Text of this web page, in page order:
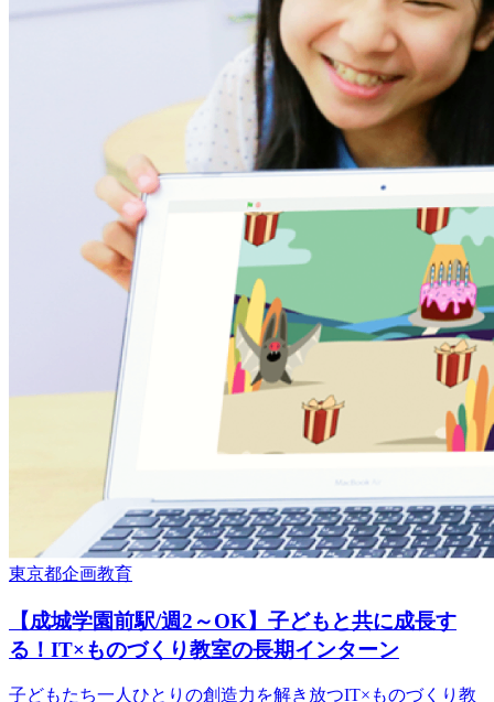
東京都企画教育
【成城学園前駅/週2～OK】子どもと共に成長す
る！IT×ものづくり教室の長期インターン
子どもたち一人ひとりの創造力を解き放つIT×ものづくり教